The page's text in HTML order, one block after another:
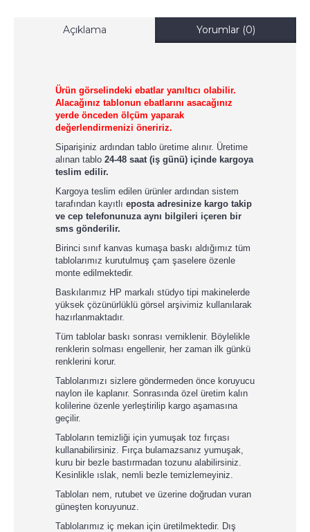
Açıklama Yorumlar (0)
Ürün görselindeki ebatlar yanıltıcı olabilir.
Alacağınız tablonun ebatlarını asacağınız
yerde önceden ölçüm yaparak
değerlendirmenizi öneririz.
Siparişiniz ardından tablo üretime alınır. Üretime
alınan tablo 24-48 saat (iş günü) içinde kargoya
teslim edilir.
Kargoya teslim edilen ürünler ardından sistem
tarafından kayıtlı eposta adresinize kargo takip
ve cep telefonunuza aynı bilgileri içeren bir
sms gönderilir.
Birinci sınıf kanvas kumaşa baskı aldığımız tüm
tablolarımız kurutulmuş çam şaselere özenle
monte edilmektedir.
Baskılarımız HP markalı stüdyo tipi makinelerde
yüksek çözünürlüklü görsel arşivimiz kullanılarak
hazırlanmaktadır.
Tüm tablolar baskı sonrası verniklenir. Böylelikle
renklerin solması engellenir, her zaman ilk günkü
renklerini korur.
Tablolarımızı sizlere göndermeden önce koruyucu
naylon ile kaplanır. Sonrasında özel üretim kalın
kolilerine özenle yerleştirilip kargo aşamasına
geçilir.
Tabloların temizliği için yumuşak toz fırçası
kullanabilirsiniz. Fırça bulamazsanız yumuşak,
kuru bir bezle bastırmadan tozunu alabilirsiniz.
Kesinlikle ıslak, nemli bezle temizlemeyiniz.
Tabloları nem, rutubet ve üzerine doğrudan vuran
güneşten koruyunuz.
Tablolarımız iç mekan için üretilmektedir. Dış